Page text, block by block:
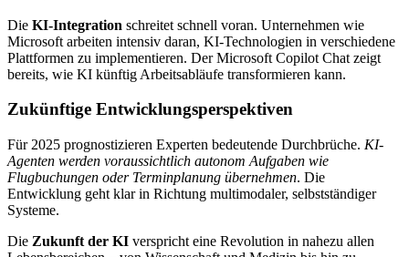
Die KI-Integration schreitet schnell voran. Unternehmen wie
Microsoft arbeiten intensiv daran, KI-Technologien in verschiedene
Plattformen zu implementieren. Der Microsoft Copilot Chat zeigt
bereits, wie KI künftig Arbeitsabläufe transformieren kann.
Zukünftige Entwicklungsperspektiven
Für 2025 prognostizieren Experten bedeutende Durchbrüche. KI-
Agenten werden voraussichtlich autonom Aufgaben wie
Flugbuchungen oder Terminplanung übernehmen. Die
Entwicklung geht klar in Richtung multimodaler, selbstständiger
Systeme.
Die Zukunft der KI verspricht eine Revolution in nahezu allen